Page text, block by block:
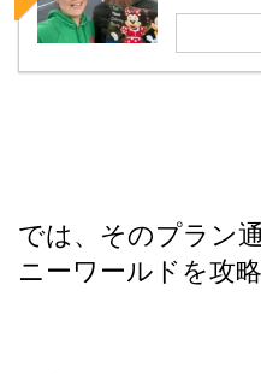
では、そのプラン
ニーワールドを攻